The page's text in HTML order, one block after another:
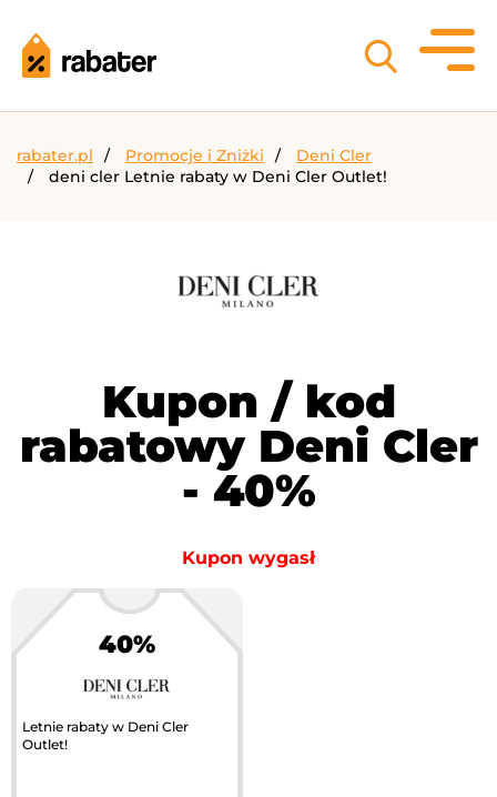
rabater.pl Promocje i Zniżki
Deni Cler
deni cler Letnie rabaty w Deni Cler Outlet!
Kupon / kod
rabatowy Deni Cler
- 40%
Kupon wygasł
40%
Letnie rabaty w Deni Cler
Outlet!